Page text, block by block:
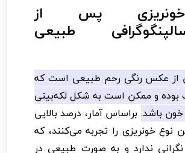
پس از
طبیعی
از عکس رنگی رحم طبیعی است که
بوده و ممکن است به شکل لکه‌بینی
باشد. براساس آمار، درصد بالایی
نوع خونریزی را تجربه می‌کنند، که
ندارد و به صورت طبیعی در